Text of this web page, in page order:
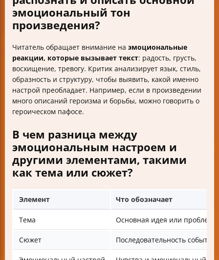
эмоциональный тон
произведения?
Читатель обращает внимание на эмоциональные
реакции, которые вызывает текст: радость, грусть,
восхищение, тревогу. Критик анализирует язык, стиль,
образность и структуру, чтобы выявить, какой именно
настрой преобладает. Например, если в произведении
много описаний героизма и борьбы, можно говорить о
героическом пафосе.
В чем разница между
эмоциональным настроем и
другими элементами, такими
как тема или сюжет?
Элемент Что обозначает
Тема Основная идея или
Сюжет Последовательность